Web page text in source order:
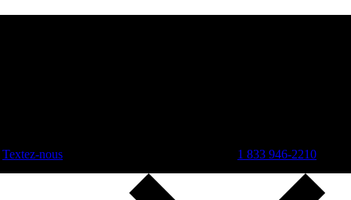
Textez-nous 1 833 946-2210